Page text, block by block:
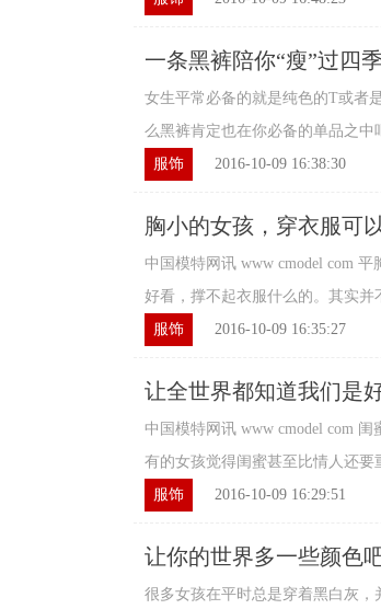
一条黑裤陪你“瘦”过四季
女生平常必备的就是纯色的T或者
么黑裤肯定也在你必备的单品之
服饰
2016-10-09 16:38:30
胸小的女孩，穿衣服可
中国模特网讯 www cmodel com
好看，撑不起衣服什么的。其实
服饰
2016-10-09 16:35:27
让全世界都知道我们是
中国模特网讯 www cmodel com
有的女孩觉得闺蜜甚至比情人还
服饰
2016-10-09 16:29:51
让你的世界多一些颜色
很多女孩在平时总是穿着黑白灰